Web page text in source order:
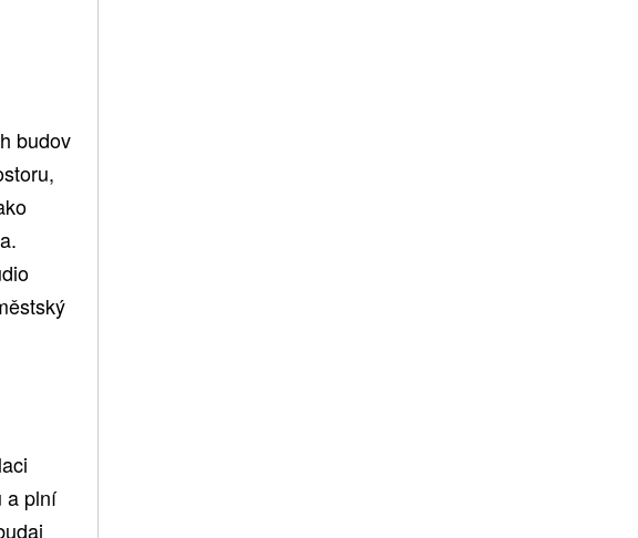
budov
a plní